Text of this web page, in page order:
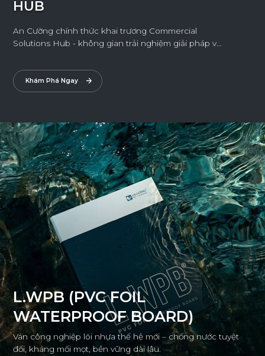
HUB
An Cường chính thức khai trương Commercial
Solutions Hub - không gian trải nghiệm giải pháp vật
trình thương mại.
Khám Phá Ngay
L.WPB (PVC FOIL
WATERPROOF BOARD)
Ván công nghiệp lõi nhựa thế hệ mới – chống nước tuyệt
đối, kháng mối mọt, bền vững dài lâu.